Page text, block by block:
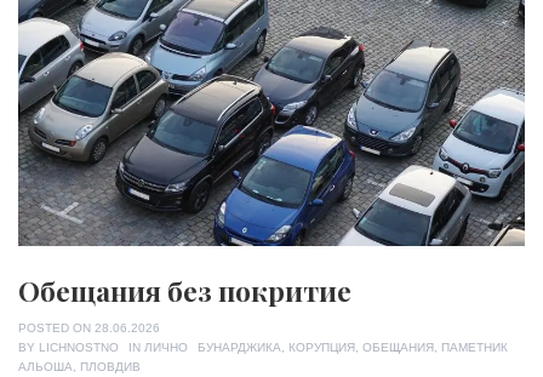
Обещания без покритие
POSTED ON 28.06.2026
BY LICHNOSTNO IN ЛИЧНО TAGS
БУНАРДЖИКА, КОРУПЦИЯ, ОБЕЩАНИЯ, ПАМЕТНИК
АЛЬОША, ПЛОВДИВ